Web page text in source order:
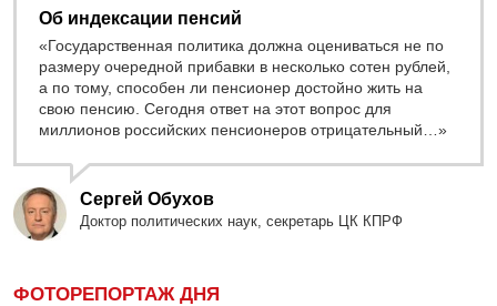
Об индексации пенсий
«Государственная политика должна оцениваться не по
размеру очередной прибавки в несколько сотен рублей,
а по тому, способен ли пенсионер достойно жить на
свою пенсию. Сегодня ответ на этот вопрос для
миллионов российских пенсионеров отрицательный…»
Сергей Обухов
Доктор политических наук, секретарь ЦК КПРФ
ФОТОРЕПОРТАЖ ДНЯ